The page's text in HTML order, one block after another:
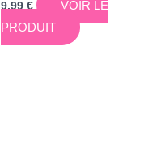
9,99€
VOIR LE
PRODUIT